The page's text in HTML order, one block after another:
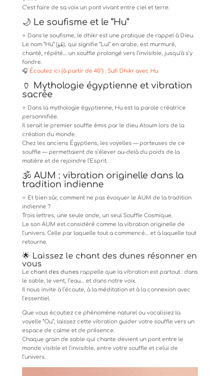
C’est faire de sa voix un pont vivant entre ciel et terre.
🌙 Le soufisme et le “Hu”
⭐️ Dans le soufisme, le dhikr est une pratique de rappel à Dieu.
Le nom “Hu” (هُوَ), qui signifie “Lui” en arabe, est murmuré,
chanté, répété… un souffle prolongé vers l’invisible, jusqu’à s’y
fondre.
🎧 Écoutez ici (à partir de 40″) : Sufi Dhikr avec Hu
🏺 Mythologie égyptienne et vibration
sacrée
⭐️ Dans la mythologie égyptienne, Hu est la parole créatrice
personnifiée.
Il serait le premier souffle émis par le dieu Atoum lors de la
création du monde.
Chez les anciens Égyptiens, les voyelles — porteuses de ce
souffle — permettaient de s’élever au-delà du poids de la
matière et de rejoindre l’Esprit.
🕉️ AUM : vibration originelle dans la
tradition indienne
⭐️ Et bien sûr, comment ne pas évoquer le AUM de la tradition
indienne ?
Trois lettres, une seule onde, un seul Souffle Cosmique.
Le son AUM est considéré comme la vibration originelle de
l’univers. Celle par laquelle tout a commencé… et à laquelle tout
retourne.
🌟 Laissez le chant des dunes résonner en
vous
Le chant des dunesrappelle que la vibration est partout : dans
le sable, le vent, l’eau… et dans notre voix.
Il nous invite à l’écoute, à la méditation et à la connexion avec
l’essentiel.
Que vous écoutiez ce phénomène naturel ou vocalisiez la
voyelle “Ou”, laissez cette vibration guider votre souffle vers un
espace de calme et de présence.
Chaque grain de sable qui chante devient un pont entre le
monde visible et l’invisible, entre votre souffle et celui de
l’univers.